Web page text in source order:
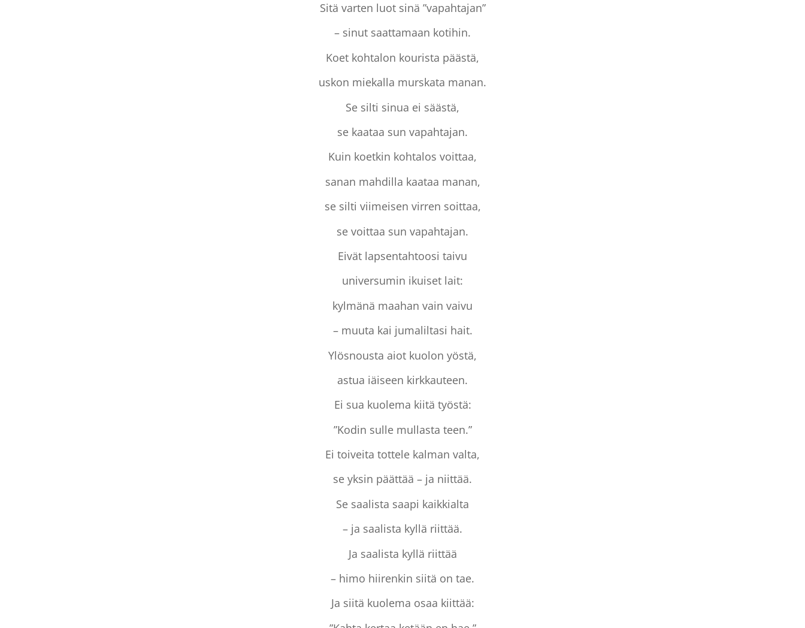
Sitä varten luot sinä ”vapahtajan”
– sinut saattamaan kotihin.
Koet kohtalon kourista päästä,
uskon miekalla murskata manan.
Se silti sinua ei säästä,
se kaataa sun vapahtajan.
Kuin koetkin kohtalos voittaa,
sanan mahdilla kaataa manan,
se silti viimeisen virren soittaa,
se voittaa sun vapahtajan.
Eivät lapsentahtoosi taivu
universumin ikuiset lait:
kylmänä maahan vain vaivu
– muuta kai jumaliltasi hait.
Ylösnousta aiot kuolon yöstä,
astua iäiseen kirkkauteen.
Ei sua kuolema kiitä työstä:
”Kodin sulle mullasta teen.”
Ei toiveita tottele kalman valta,
se yksin päättää – ja niittää.
Se saalista saapi kaikkialta
– ja saalista kyllä riittää.
Ja saalista kyllä riittää
– himo hiirenkin siitä on tae.
Ja siitä kuolema osaa kiittää: